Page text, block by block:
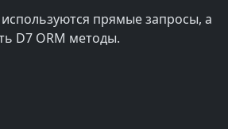
прямые запросы, а
D7 ORM методы.